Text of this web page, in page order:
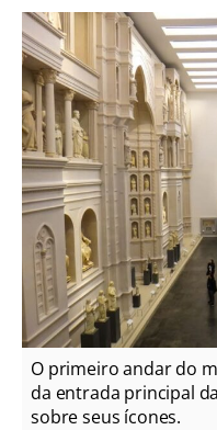
O primeiro andar do
da entrada principal
sobre seus ícones.